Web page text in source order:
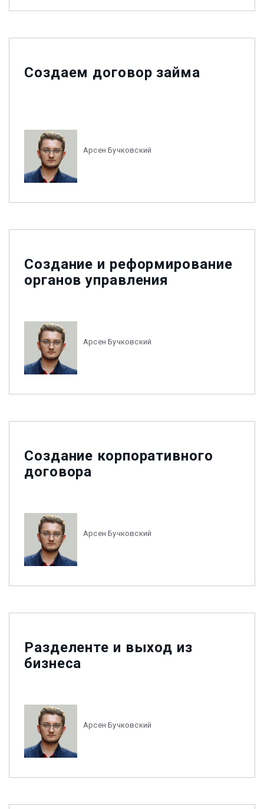
Создаем договор займа
Арсен Бучковский
Создание и реформирование
органов управления
Арсен Бучковский
Создание корпоративного
договора
Арсен Бучковский
Разделенте и выход из
бизнеса
Арсен Бучковский